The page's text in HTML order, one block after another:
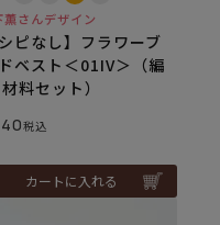
薫さんデザイン
シピなし】フラワーブ
ベスト＜01IV＞（編
料セット）
税込
カートに入れる